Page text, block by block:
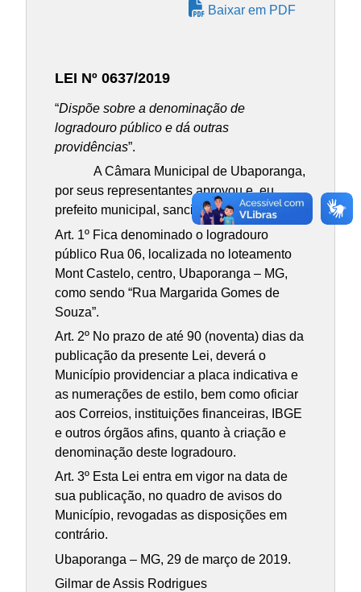
Baixar em PDF
LEI Nº 0637/2019
“Dispõe sobre a denominação de
logradouro público e dá outras
providências”.
A Câmara Municipal de Ubaporanga,
por seus representantes aprovou e, eu,
prefeito municipal, sanciono a seguinte Lei:
Art. 1º Fica denominado o logradouro
público Rua 06, localizada no loteamento
Mont Castelo, centro, Ubaporanga – MG,
como sendo “Rua Margarida Gomes de
Souza”.
Art. 2º No prazo de até 90 (noventa) dias da
publicação da presente Lei, deverá o
Município providenciar a placa indicativa e
as numerações de estilo, bem como oficiar
aos Correios, instituições financeiras, IBGE
e outros órgãos afins, quanto à criação e
denominação deste logradouro.
Art. 3º Esta Lei entra em vigor na data de
sua publicação, no quadro de avisos do
Município, revogadas as disposições em
contrário.
Ubaporanga – MG, 29 de março de 2019.
Gilmar de Assis Rodrigues